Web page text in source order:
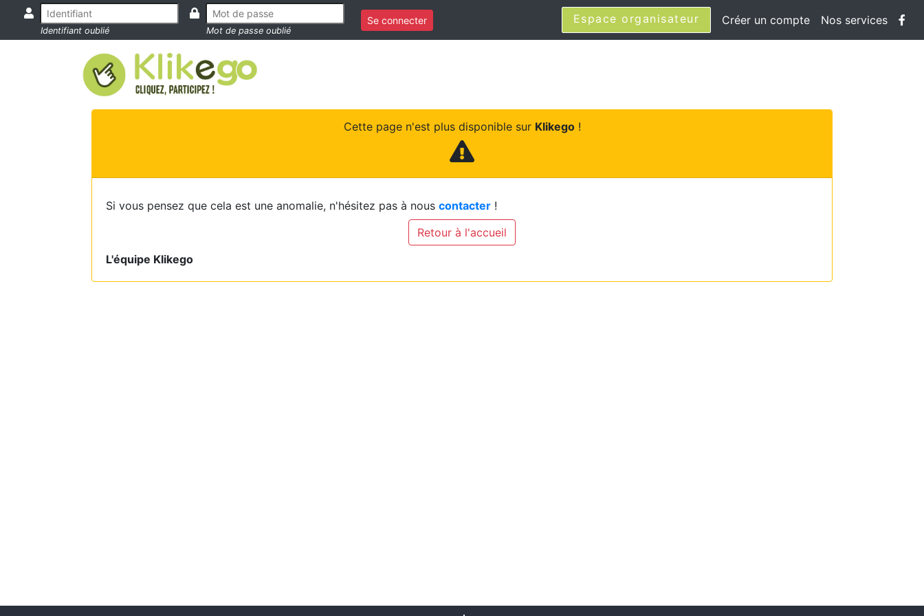
Identifiant oublié Mot de passe oublié
Se connecter Espace organisateur Créer un compte Nos services
Cette page n'est plus disponible sur Klikego!
Si vous pensez que cela est une anomalie, n'hésitez pas à nous contacter !
Retour à l'accueil
L'équipe Klikego